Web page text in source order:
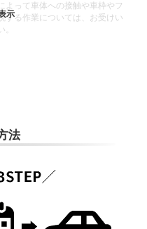
って車体への接触や車枠やフ
する作業については、お受けい
法